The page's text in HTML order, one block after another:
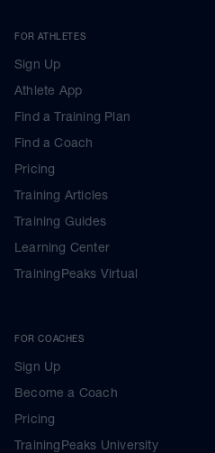
FOR ATHLETES
Sign Up
Athlete App
Find a Training Plan
Find a Coach
Pricing
Training Articles
Training Guides
Learning Center
TrainingPeaks Virtual
FOR COACHES
Sign Up
Become a Coach
Pricing
TrainingPeaks University